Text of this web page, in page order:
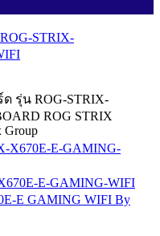
ด รุ่น ROG-STRIX-
ROG STRIX
Group
E-GAMING-WIFI
E GAMING WIFI By